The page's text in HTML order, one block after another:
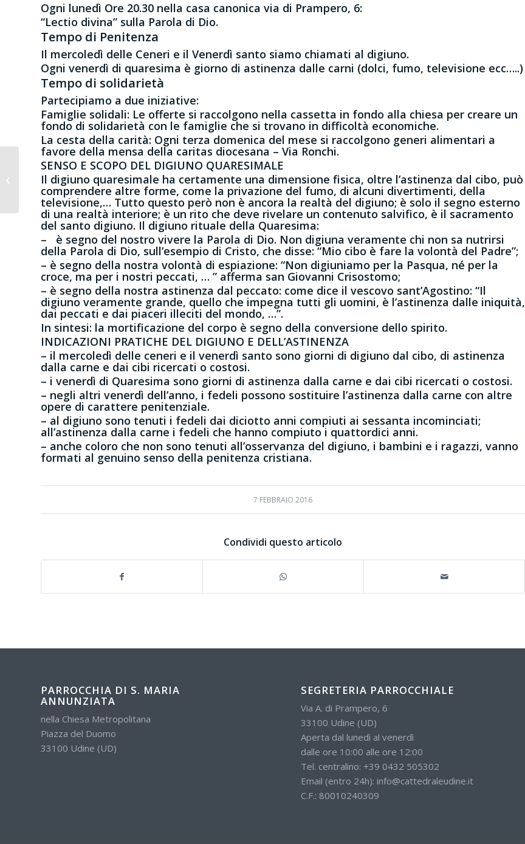
Ogni lunedì Ore 20.30 nella casa canonica via di Prampero, 6:
“Lectio divina” sulla Parola di Dio.
Tempo di Penitenza
Il mercoledì delle Ceneri e il Venerdì santo siamo chiamati al digiuno.
Ogni venerdì di quaresima è giorno di astinenza dalle carni (dolci, fumo, televisione ecc…..)
Tempo di solidarietà
Partecipiamo a due iniziative:
Famiglie solidali: Le offerte si raccolgono nella cassetta in fondo alla chiesa per creare un
fondo di solidarietà con le famiglie che si trovano in difficoltà economiche.
La cesta della carità: Ogni terza domenica del mese si raccolgono generi alimentari a
favore della mensa della caritas diocesana – Via Ronchi.
SENSO E SCOPO DEL DIGIUNO QUARESIMALE
Il digiuno quaresimale ha certamente una dimensione fisica, oltre l’astinenza dal cibo, può
comprendere altre forme, come la privazione del fumo, di alcuni divertimenti, della
televisione,… Tutto questo però non è ancora la realtà del digiuno; è solo il segno esterno
di una realtà interiore; è un rito che deve rivelare un contenuto salvifico, è il sacramento
del santo digiuno. Il digiuno rituale della Quaresima:
– è segno del nostro vivere la Parola di Dio. Non digiuna veramente chi non sa nutrirsi
della Parola di Dio, sull’esempio di Cristo, che disse: “Mio cibo è fare la volontà del Padre”;
– è segno della nostra volontà di espiazione: “Non digiuniamo per la Pasqua, né per la
croce, ma per i nostri peccati, … ” afferma san Giovanni Crisostomo;
– è segno della nostra astinenza dal peccato: come dice il vescovo sant’Agostino: “Il
digiuno veramente grande, quello che impegna tutti gli uomini, è l’astinenza dalle iniquità,
dai peccati e dai piaceri illeciti del mondo, …”.
In sintesi: la mortificazione del corpo è segno della conversione dello spirito.
INDICAZIONI PRATICHE DEL DIGIUNO E DELL’ASTINENZA
– il mercoledì delle ceneri e il venerdì santo sono giorni di digiuno dal cibo, di astinenza
dalla carne e dai cibi ricercati o costosi.
– i venerdì di Quaresima sono giorni di astinenza dalla carne e dai cibi ricercati o costosi.
– negli altri venerdì dell’anno, i fedeli possono sostituire l’astinenza dalla carne con altre
opere di carattere penitenziale.
– al digiuno sono tenuti i fedeli dai diciotto anni compiuti ai sessanta incominciati;
all’astinenza dalla carne i fedeli che hanno compiuto i quattordici anni.
– anche coloro che non sono tenuti all’osservanza del digiuno, i bambini e i ragazzi, vanno
formati al genuino senso della penitenza cristiana.
7 FEBBRAIO 2016
Condividi questo articolo
PARROCCHIA DI S. MARIA
ANNUNZIATA
nella Chiesa Metropolitana
Piazza del Duomo
33100 Udine (UD)
SEGRETERIA PARROCCHIALE
Via A. di Prampero, 6
33100 Udine (UD)
Aperta dal lunedì al venerdì
dalle ore 10:00 alle ore 12:00
Tel. centralino: +39 0432 505302
Email (entro 24h): info@cattedraleudine.it
C.F.: 80010240309
4^ Domenica del
Tempo Ordinario